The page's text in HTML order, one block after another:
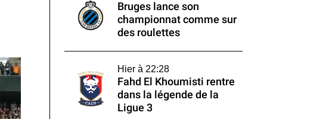
Bruges lance son
championnat comme sur
des roulettes
Hier à 22:28
Fahd El Khoumisti rentre
dans la légende de la
Ligue 3